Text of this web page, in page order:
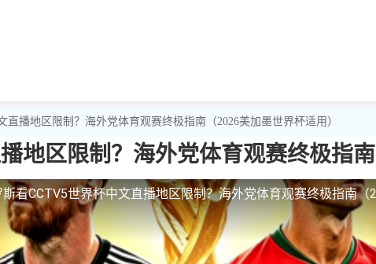
直播地区限制？海外党体育观赛终极指南（2026美加墨世界杯适用）
地区限制？海外党体育观赛终极指南
看CCTV5世界杯中文直播地区限制？海外党体育观赛终极指南